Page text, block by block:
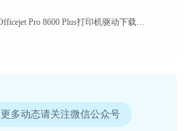
惠普Officejet Pro 8600 Plus打印机驱动下载与安装教程：新手也能轻松搞定
更多动态请关注微信公众号